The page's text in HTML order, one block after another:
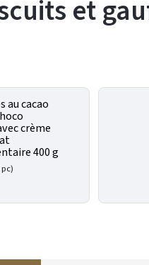
et
au cacao
crème
400 g